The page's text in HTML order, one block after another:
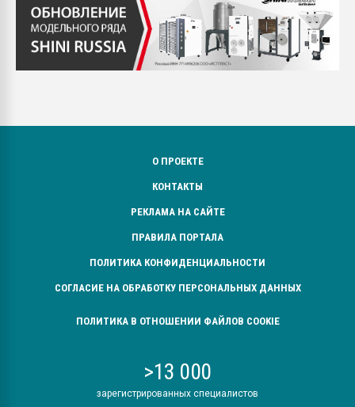
О ПРОЕКТЕ
КОНТАКТЫ
РЕКЛАМА НА САЙТЕ
ПРАВИЛА ПОРТАЛА
ПОЛИТИКА КОНФИДЕНЦИАЛЬНОСТИ
СОГЛАСИЕ НА ОБРАБОТКУ ПЕРСОНАЛЬНЫХ ДАННЫХ
ПОЛИТИКА В ОТНОШЕНИИ ФАЙЛОВ COOKIE
>13 000
зарегистрированных специалистов